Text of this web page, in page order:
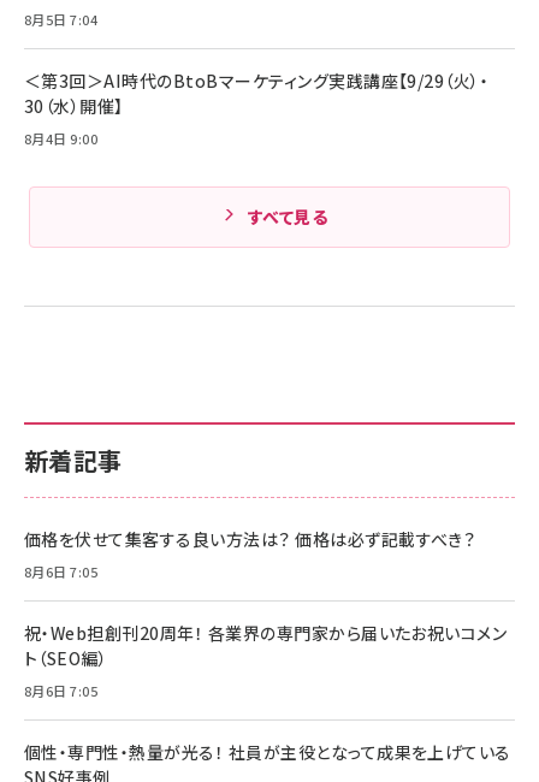
新着記事
価格を伏せて集客する良い方法は？ 価格は必ず記載すべき？
8月6日 7:05
祝・Web担創刊20周年！ 各業界の専門家から届いたお祝いコメン
ト（SEO編）
8月6日 7:05
個性・専門性・熱量が光る！ 社員が主役となって成果を上げている
SNS好事例
8月5日 7:04
＜第3回＞AI時代のBtoBマーケティング実践講座【9/29（火）・
30（水）開催】
8月4日 9:00
すべて見る